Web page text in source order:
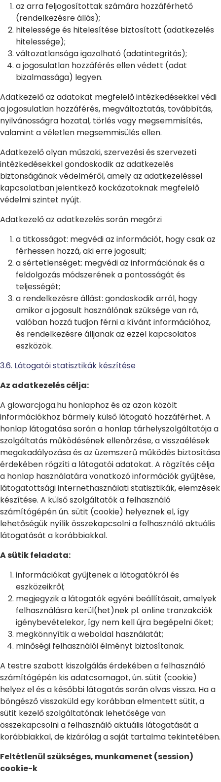
az arra feljogosítottak számára hozzáférhető
(rendelkezésre állás);
hitelessége és hitelesítése biztosított (adatkezelés
hitelessége);
változatlansága igazolható (adatintegritás);
a jogosulatlan hozzáférés ellen védett (adat
bizalmassága) legyen.
Adatkezelő az adatokat megfelelő intézkedésekkel védi
a jogosulatlan hozzáférés, megváltoztatás, továbbítás,
nyilvánosságra hozatal, törlés vagy megsemmisítés,
valamint a véletlen megsemmisülés ellen.
Adatkezelő olyan műszaki, szervezési és szervezeti
intézkedésekkel gondoskodik az adatkezelés
biztonságának védelméről, amely az adatkezeléssel
kapcsolatban jelentkező kockázatoknak megfelelő
védelmi szintet nyújt.
Adatkezelő az adatkezelés során megőrzi
a titkosságot: megvédi az információt, hogy csak az
férhessen hozzá, aki erre jogosult;
a sértetlenséget: megvédi az információnak és a
feldolgozás módszerének a pontosságát és
teljességét;
a rendelkezésre állást: gondoskodik arról, hogy
amikor a jogosult használónak szüksége van rá,
valóban hozzá tudjon férni a kívánt információhoz,
és rendelkezésre álljanak az ezzel kapcsolatos
eszközök.
3.6. Látogatói statisztikák készítése
Az adatkezelés célja:
A glowarcjoga.hu honlaphoz és az azon közölt
információkhoz bármely külső látogató hozzáférhet. A
honlap látogatása során a honlap tárhelyszolgáltatója a
szolgáltatás működésének ellenőrzése, a visszaélések
megakadályozása és az üzemszerű működés biztosítása
érdekében rögzíti a látogatói adatokat. A rögzítés célja
a honlap használatára vonatkozó információk gyűjtése,
látogatottsági internethasználati statisztikák, elemzések
készítése. A külső szolgáltatók a felhasználó
számítógépén ún. sütit (cookie) helyeznek el, így
lehetőségük nyílik összekapcsolni a felhasználó aktuális
látogatását a korábbiakkal.
A sütik feladata:
információkat gyűjtenek a látogatókról és
eszközeikről;
megjegyzik a látogatók egyéni beállításait, amelyek
felhasználásra kerül(het)nek pl. online tranzakciók
igénybevételekor, így nem kell újra begépelni őket;
megkönnyítik a weboldal használatát;
minőségi felhasználói élményt biztosítanak.
A testre szabott kiszolgálás érdekében a felhasználó
számítógépén kis adatcsomagot, ún. sütit (cookie)
helyez el és a későbbi látogatás során olvas vissza. Ha a
böngésző visszaküld egy korábban elmentett sütit, a
sütit kezelő szolgáltatónak lehetősége van
összekapcsolni a felhasználó aktuális látogatását a
korábbiakkal, de kizárólag a saját tartalma tekintetében.
Feltétlenül szükséges, munkamenet (session)
cookie-k